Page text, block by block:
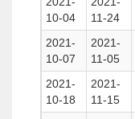
10-04
11-24
2021-
10-07
2021-
11-05
2021-
10-18
2021-
11-15